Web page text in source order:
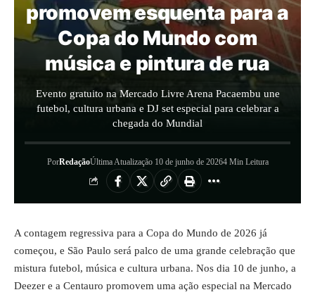
promovem esquenta para a
Copa do Mundo com
música e pintura de rua
Evento gratuito na Mercado Livre Arena Pacaembu une
futebol, cultura urbana e DJ set especial para celebrar a
chegada do Mundial
PorRedaçãoÚltima Atualização 10 de junho de 20264 Min Leitura
A contagem regressiva para a Copa do Mundo de 2026 já
começou, e São Paulo será palco de uma grande celebração que
mistura futebol, música e cultura urbana. Nos dia 10 de junho, a
Deezer e a Centauro promovem uma ação especial na Mercado